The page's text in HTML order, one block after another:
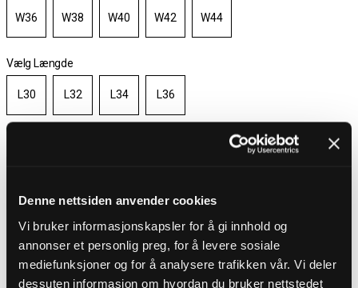
Denne nettsiden anvender cookies
Vi bruker informasjonskapsler for å gi innhold og
annonser et personlig preg, for å levere sosiale
mediefunksjoner og for å analysere trafikken vår. Vi deler
dessuten informasjon om hvordan du bruker nettstedet
W36 W38 W40 W42 W44
Vælg Længde
L30 L32 L34 L36
30 dages åbent køb
Hurtig levering 3 – 5 dage
Gratis fragt ved køb over 700 kr